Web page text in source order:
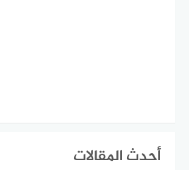
أحدث المقالات